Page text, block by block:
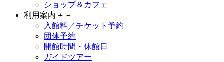
ショップ＆カフェ
利用案内 ＋ －
入館料／チケット予約
団体予約
開館時間・休館日
ガイドツアー